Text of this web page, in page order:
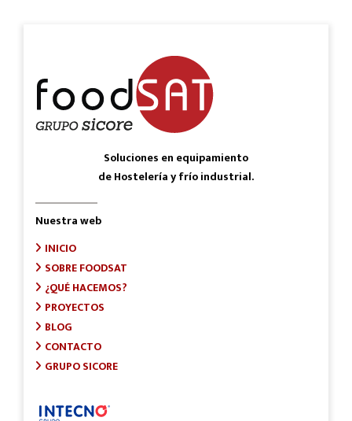
Soluciones en equipamiento
de Hostelería y frío industrial.
Nuestra web
INICIO
SOBRE FOODSAT
¿QUÉ HACEMOS?
PROYECTOS
BLOG
CONTACTO
GRUPO SICORE